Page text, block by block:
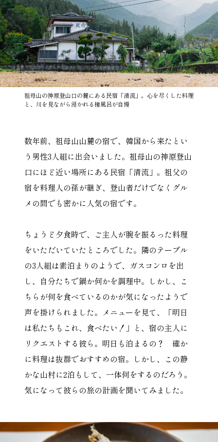
祖母山の神原登山口の麓にある民宿「清流」。心を尽くした料理
と、川を見ながら浸かれる檜風呂が自慢
数年前、祖母山山麓の宿で、韓国から来たとい
う男性3人組に出会いました。祖母山の神原登山
口にほど近い場所にある民宿「清流」。祖父の
宿を料理人の孫が継ぎ、登山者だけでなくグル
メの間でも密かに人気の宿です。
ちょうど夕食時で、ご主人が腕を振るった料理
をいただいていたところでした。隣のテーブル
の3人組は素泊まりのようで、ガスコンロを出
し、自分たちで鍋か何かを調理中。しかし、こ
ちらが何を食べているのかが気になったようで
声を掛けられました。メニューを見て、「明日
は私たちもこれ、食べたい！」と、宿の主人に
リクエストする彼ら。明日も泊まるの？ 確か
に料理は抜群でおすすめの宿。しかし、この静
かな山村に2泊もして、一体何をするのだろう。
気になって彼らの旅の計画を聞いてみました。